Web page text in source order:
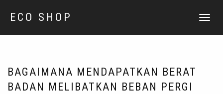
ECO SHOP
TOGGLE
BAGAIMANA MENDAPATKAN BERAT
BADAN MELIBATKAN BEBAN PERGI